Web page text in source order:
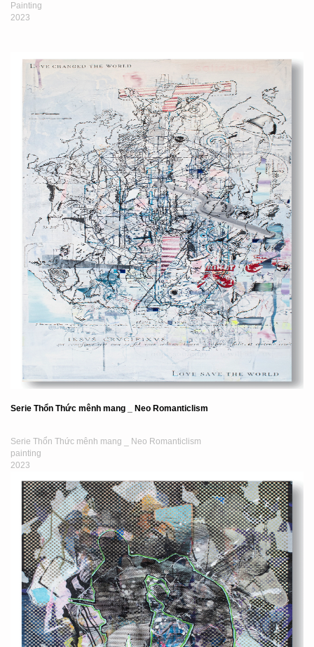
Painting
2023
Serie Thổn Thức mênh mang _ Neo Romanticlism
Serie Thổn Thức mênh mang _ Neo Romanticlism
painting
2023